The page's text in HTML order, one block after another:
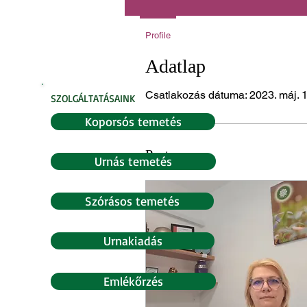
SZOLGÁLTATÁSAINK
Koporsós temetés
Urnás temetés
Szórásos temetés
Urnakiadás
Emlékőrzés
Adatlap
Csatlakozás dátuma: 2023. máj.
Posts
Profile